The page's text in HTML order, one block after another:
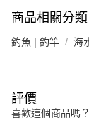
商品相關分
釣魚 | 釣竿 海
評價
喜歡這個商品嗎